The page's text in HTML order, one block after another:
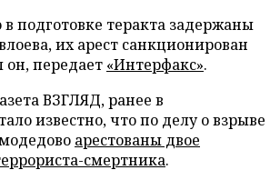
подготовке теракта задержаны
их арест санкционирован
он, передает «Интерфакс».
ВЗГЛЯД, ранее в
известно, что по делу о взрыве
арестованы двое
смертника.